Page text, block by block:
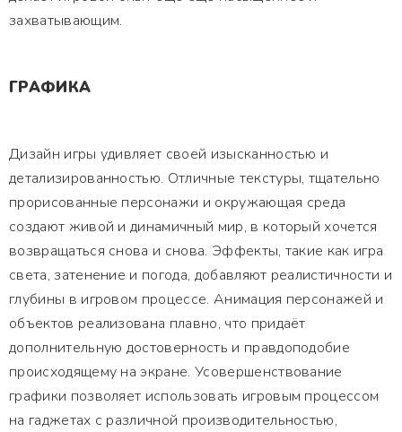
захватывающим.
ГРАФИКА
Дизайн игры удивляет своей изысканностью и
детализированностью. Отличные текстуры, тщательно
прорисованные персонажи и окружающая среда
создают живой и динамичный мир, в который хочется
возвращаться снова и снова. Эффекты, такие как игра
света, затенение и погода, добавляют реалистичности и
глубины в игровом процессе. Анимация персонажей и
объектов реализована плавно, что придаёт
дополнительную достоверность и правдоподобие
происходящему на экране. Усовершенствование
графики позволяет использовать игровым процессом
на гаджетах с различной производительностью,